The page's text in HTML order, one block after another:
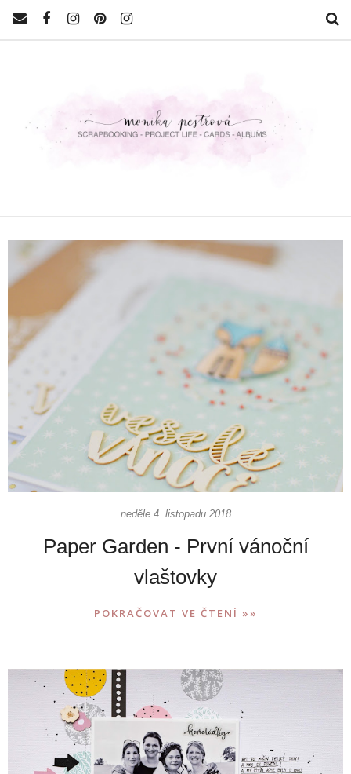
neděle 4. listopadu 2018
Paper Garden - První vánoční
vlaštovky
POKRAČOVAT VE ČTENÍ »»